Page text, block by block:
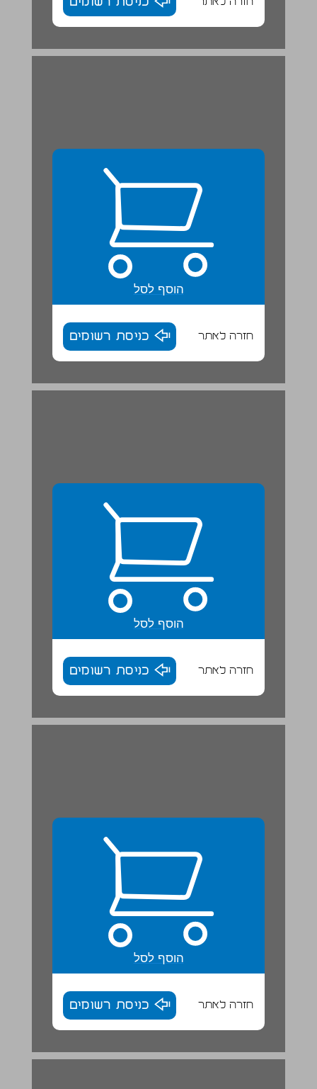
הוסף לסל
חזרה לאתר כניסת רשומים
הוסף לסל
חזרה לאתר כניסת רשומים
הוסף לסל
חזרה לאתר כניסת רשומים